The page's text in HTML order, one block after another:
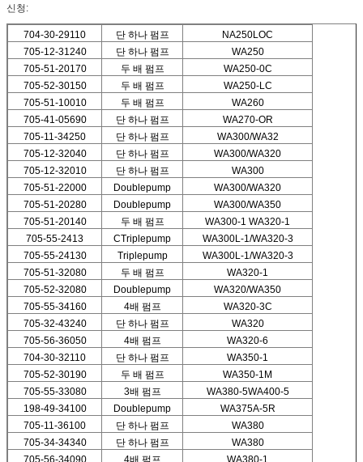
신청:
704-30-29110 단 하나 펌프
NA250LOC
705-12-31240
단 하나 펌프
WA250
705-51-20170
두 배 펌프
WA250-0C
705-52-30150
두 배 펌프
WA250-LC
705-51-10010
두 배 펌프
WA260
705-41-05690
단 하나 펌프
WA270-OR
705-11-34250
단 하나 펌프
WA300/WA32
705-12-32040
단 하나 펌프
WA300/WA320
705-12-32010
단 하나 펌프
WA300
705-51-22000
Doublepump
WA300/WA320
705-51-20280
Doublepump
WA300/WA350
705-51-20140
두 배 펌프
WA300-1 WA320-1
705-55-2413
CTriplepump
WA300L-1/WA320-3
705-55-24130
Triplepump
WA300L-1/WA320-3
705-51-32080
두 배 펌프
WA320-1
705-52-32080
Doublepump
WA320/WA350
705-55-34160
4배 펌프
WA320-3C
705-32-43240
단 하나 펌프
WA320
705-56-36050
4배 펌프
WA320-6
704-30-32110
단 하나 펌프
WA350-1
705-52-30190
두 배 펌프
WA350-1M
705-55-33080
3배 펌프
WA380-5WA400-5
198-49-34100
Doublepump
WA375A-5R
705-11-36100
단 하나 펌프
WA380
705-34-34340
단 하나 펌프
WA380
705-56-34090
4배 펌프
WA380-1